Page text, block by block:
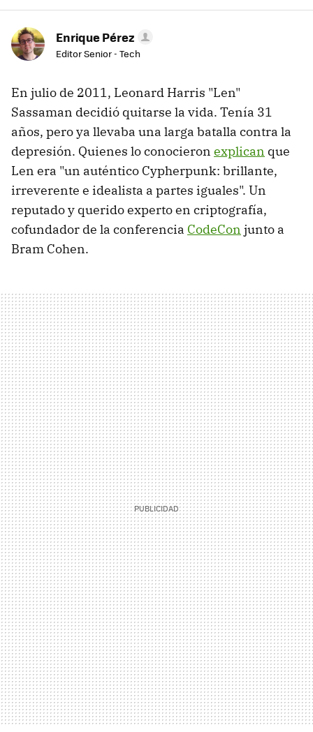
Enrique Pérez
Editor Senior - Tech
En julio de 2011, Leonard Harris "Len"
Sassaman decidió quitarse la vida. Tenía 31
años, pero ya llevaba una larga batalla contra la
depresión. Quienes lo conocieron explican que
Len era "un auténtico Cypherpunk: brillante,
irreverente e idealista a partes iguales". Un
reputado y querido experto en criptografía,
cofundador de la conferencia CodeCon junto a
Bram Cohen.